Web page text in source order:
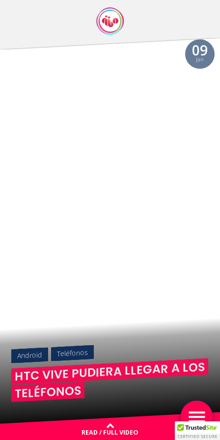
09
Jan
Android Teléfonos
HTC VIVE PUDIERA LLEGAR A LOS
TELÉFONOS
READ / FULL VIDEO